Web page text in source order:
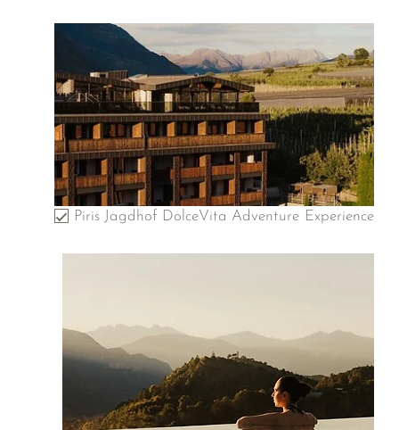
Piris Jagdhof DolceVita Adventure Experience